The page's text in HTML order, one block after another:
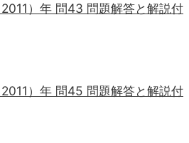
）年 問43 問題解答と解説付
）年 問45 問題解答と解説付